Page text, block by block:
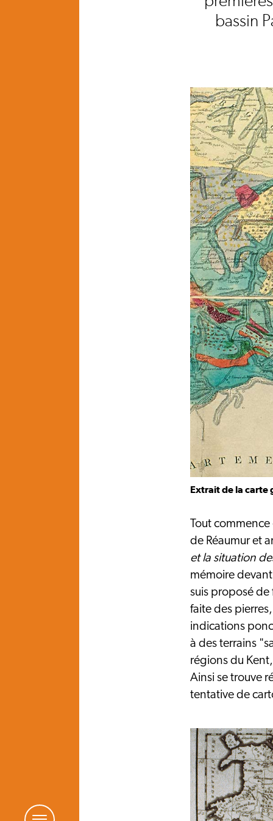
bassin
Extrait de la carte
Tout
de Réaumur et
et la situation
mémoire devant
suis proposé de
faite des
indications
à des terrains
régions du
Ainsi se trouve
tentative de